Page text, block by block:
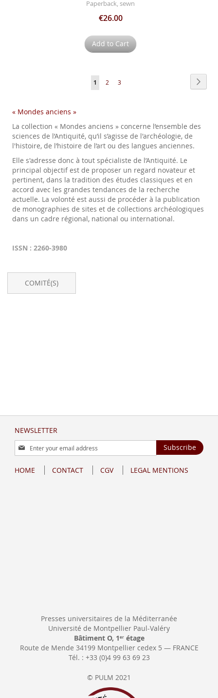
Paperback, sewn
€26.00
Add to Cart
Page
You're
page
1 Page
2 Page
3
« Mondes anciens »
La collection « Mondes anciens » concerne l’ensemble des
sciences de l’Antiquité, qu’il s’agisse de l'archéologie, de
l'histoire, de l’histoire de l’art ou des langues anciennes.
Elle s'adresse donc à tout spécialiste de l’Antiquité. Le
principal objectif est de proposer un regard novateur et
pertinent, dans la tradition des études classiques et en
accord avec les grandes tendances de la recherche
actuelle. La volonté est aussi de procéder à la publication
de monographies de sites et de collections archéologiques
dans un cadre régional, national ou international.
ISSN : 2260-3980
COMITÉ(S)
NEWSLETTER
Sign
Up
Our
Subscribe
HOME CONTACT CGV LEGAL MENTIONS
Presses universitaires de la Méditerranée
Université de Montpellier Paul-Valéry
Bâtiment O, 1 erétage
Route de Mende 34199 Montpellier cedex 5 — FRANCE
Tél. : +33 (0)4 99 63 69 23
© PULM 2021